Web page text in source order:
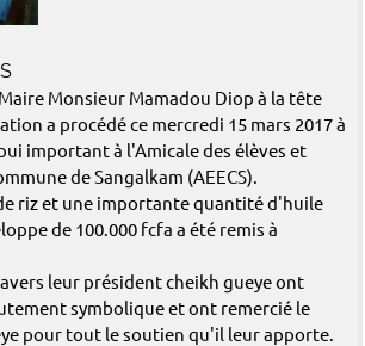
Monsieur Mamadou Diop à la tête
a procédé ce mercredi 15 mars 2017 à
important à l'Amicale des élèves et
de Sangalkam (AEECS).
riz et une importante quantité d'huile
de 100.000 fcfa a été remis à
leur président cheikh gueye ont
symbolique et ont remercié le
pour tout le soutien qu'il leur apporte.